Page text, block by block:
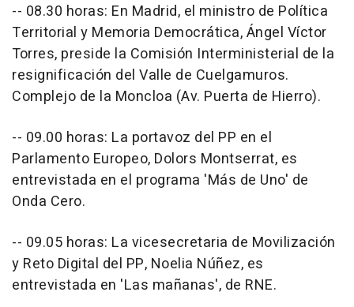
-- 08.30 horas: En Madrid, el ministro de Política
Territorial y Memoria Democrática, Ángel Víctor
Torres, preside la Comisión Interministerial de la
resignificación del Valle de Cuelgamuros.
Complejo de la Moncloa (Av. Puerta de Hierro).
-- 09.00 horas: La portavoz del PP en el
Parlamento Europeo, Dolors Montserrat, es
entrevistada en el programa 'Más de Uno' de
Onda Cero.
-- 09.05 horas: La vicesecretaria de Movilización
y Reto Digital del PP, Noelia Núñez, es
entrevistada en 'Las mañanas', de RNE.